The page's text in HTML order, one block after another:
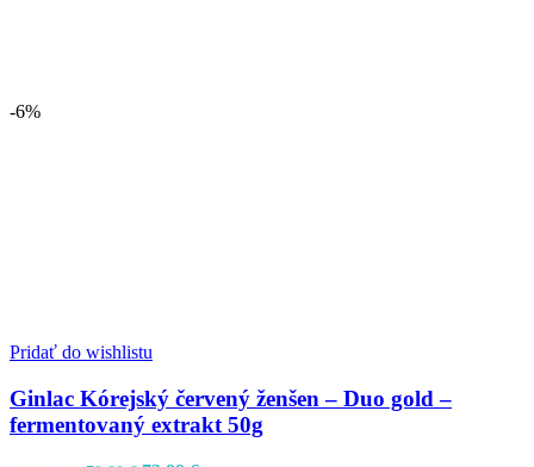
-6%
Pridať do wishlistu
Ginlac Kórejský červený ženšen – Duo gold –
fermentovaný extrakt 50g